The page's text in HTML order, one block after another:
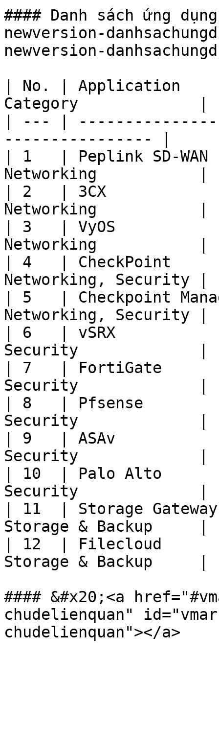
#### Danh sách ứng
newversion-
newversion-
| No. | Application
Category             |
| --- |
---------------- |
| 1   | Peplink SD-
Networking           |
| 2   | 3CX
Networking           |
| 3   | VyOS
Networking           |
| 4   | CheckPoint
Networking, Security |
| 5   | Checkpoint
Networking, Security |
| 6   | vSRX
Security             |
| 7   | FortiGate
Security             |
| 8   | Pfsense
Security             |
| 9   | ASAv
Security             |
| 10  | Palo Alto
Security             |
| 11  | Storage
Storage & Backup     |
| 12  | Filecloud
Storage & Backup     |
#### &#x20;<a
chudelienquan"